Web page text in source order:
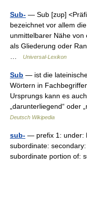
Sub- — Sub [zʊp]
bezeichnet vor allem
unmittelbarer Nähe von
als Gliederung oder
Universal-Lexikon
Sub — ist die
Wörtern in
Ursprungs kann es
„darunterliegend“
Deutsch Wikipedia
sub- — prefix 1: under:
subordinate:
subordinate portion of: